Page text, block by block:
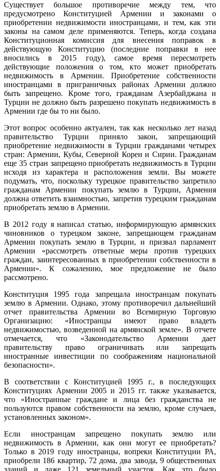
Существует большое противоречие между тем, что
предусмотрено Конституцией Армении и законами о
приобретении недвижимости иностранцами, и тем, как эти
законы на самом деле применяются. Теперь, когда создана
Конституционная комиссия для внесения поправок в
действующую Конституцию (последние поправки в нее
вносились в 2015 году), самое время пересмотреть
действующие положения о том, кто может приобретать
недвижимость в Армении. Приобретение собственности
иностранцами в приграничных районах Армении должно
быть запрещено. Кроме того, гражданам Азербайджана и
Турции не должно быть разрешено покупать недвижимость в
Армении где бы то ни было.
Этот вопрос особенно актуален, так как несколько лет назад
правительство Турции приняло закон, запрещающий
приобретение недвижимости в Турции гражданами четырех
стран: Армении, Кубы, Северной Кореи и Сирии. Гражданам
еще 35 стран запрещено приобретать недвижимость в Турции
исходя из характера и расположения земли. Вы можете
подумать, что, поскольку турецкое правительство запретило
гражданам Армении покупать землю в Турции, Армения
должна ответить взаимностью, запретив турецким гражданам
приобретать землю в Армении.
В 2012 году я написал статью, информирующую армянских
чиновников о турецком законе, запрещающем гражданам
Армении покупать землю в Турции, и призвал парламент
Армении «рассмотреть ответные меры против турецких
граждан, заинтересованных в приобретении собственности в
Армении». К сожалению, мое предложение не было
рассмотрено.
Конституция 1995 года запрещала иностранцам покупать
землю в Армении. Однако, этому противоречил дальнейший
отчет правительства Армении во Всемирную Торговую
Организацию: «Иностранцы имеют право владеть
недвижимостью, возведенной на армянской земле». В отчете
отмечается, что «Законодательство Армении дает
правительству право ограничивать или запрещать
иностранные инвестиции по соображениям национальной
безопасности».
В соответствии с Конституцией 1995 г., в последующих
Конституциях Армении 2005 и 2015 гг. также указывается,
что «Иностранные граждане и лица без гражданства не
пользуются правом собственности на землю, кроме случаев,
установленных законом».
Если иностранцам запрещено покупать землю или
недвижимость в Армении, как они могут ее приобретать?
Только в 2019 году иностранцы, вопреки Конституции РА,
приобрели 186 квартир, 72 дома, два завода, 9 общественных